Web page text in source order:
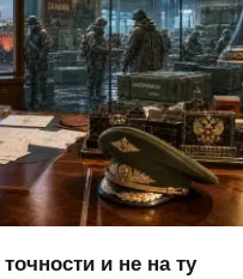
и не на ту